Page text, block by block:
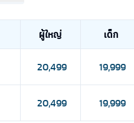
ผู้ใหญ่ เด็ก
20,499 19,999
20,499 19,999